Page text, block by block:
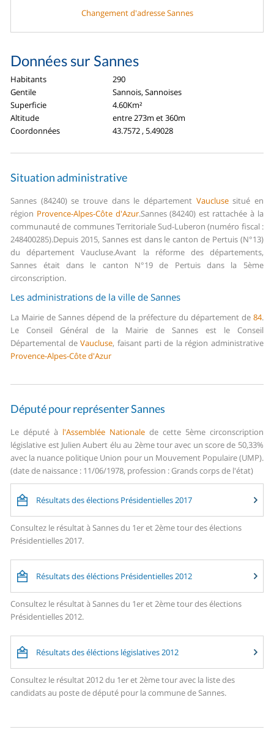
Changement d'adresse Sannes
Données sur Sannes
Habitants
290
Gentile
Sannois, Sannoises
Superficie
4.60Km²
Altitude
entre 273m et 360m
Coordonnées
43.7572 , 5.49028
Situation administrative
Sannes (84240) se trouve dans le département Vauclusesitué en
région Provence-Alpes-Côte d'Azur.Sannes (84240) est rattachée à la
communauté de communes Territoriale Sud-Luberon (numéro fiscal :
248400285).Depuis 2015, Sannes est dans le canton de Pertuis (N°13)
du département Vaucluse.Avant la réforme des départements,
Sannes était dans le canton N°19 de Pertuis dans la 5ème
circonscription.
Les administrations de la ville de Sannes
La Mairie de Sannes dépend de la préfecture du département de 84.
Le Conseil Général de la Mairie de Sannes est le Conseil
Départemental deVaucluse, faisant parti de la région administrative
Provence-Alpes-Côte d'Azur
Député pour représenter Sannes
Le député à l'Assemblée Nationale de cette 5ème circonscription
législative est Julien Aubert élu au 2ème tour avec un score de 50,33%
avec la nuance politique Union pour un Mouvement Populaire (UMP).
(date de naissance : 11/06/1978, profession : Grands corps de l'état)
Résultats des élections Présidentielles 2017
Consultez le résultat à Sannes du 1er et 2ème tour des élections
Présidentielles 2017.
Résultats des éléctions Présidentielles 2012
Consultez le résultat à Sannes du 1er et 2ème tour des élections
Présidentielles 2012.
Résultats des éléctions législatives 2012
Consultez le résultat 2012 du 1er et 2ème tour avec la liste des
candidats au poste de député pour la commune de Sannes.